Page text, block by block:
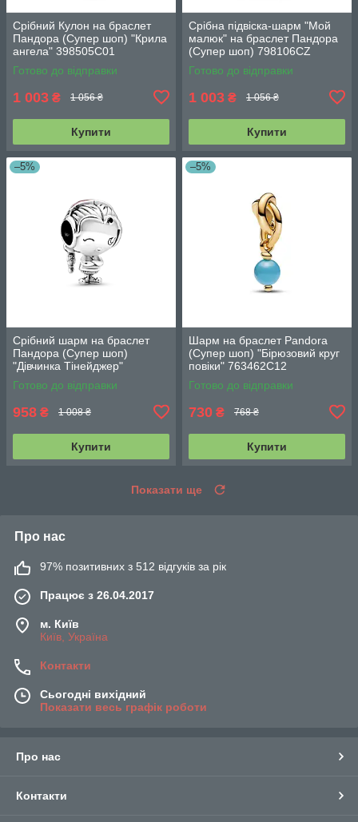
Срібний Кулон на браслет
Пандора (Супер шоп) "Крила
ангела" 398505C01
Готово до відправки
1 003 ₴ 1 056 ₴
Купити
Срібна підвіска-шарм "Мой
малюк" на браслет Пандора
(Супер шоп) 798106CZ
Готово до відправки
1 003 ₴ 1 056 ₴
Купити
–5%
Срібний шарм на браслет
Пандора (Супер шоп)
"Дівчинка Тінейджер"
798904C01
Готово до відправки
958 ₴ 1 008 ₴
Купити
–5%
Шарм на браслет Pandora
(Супер шоп) "Бірюзовий круг
повіки" 763462C12
Готово до відправки
730 ₴ 768 ₴
Купити
Показати ще
Про нас
97% позитивних з 512 відгуків за рік
Працює з 26.04.2017
м. Київ
Київ, Україна
Контакти
Сьогодні вихідний
Показати весь графік роботи
Про нас
Контакти